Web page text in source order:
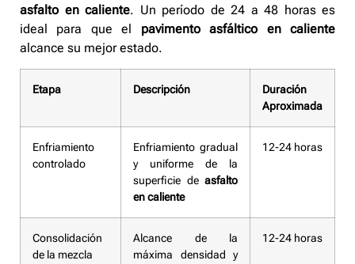
asfalto en caliente. Un período de 24 a 48 horas es
ideal para que el pavimento asfáltico en caliente
alcance su mejor estado.
Etapa Descripción
Duración
Aproximada
Enfriamiento
controlado
Enfriamiento gradual
y uniforme de la
superficie de asfalto
en caliente
12-24 horas
Consolidación
de la mezcla
Alcance de la
máxima densidad y
12-24 horas